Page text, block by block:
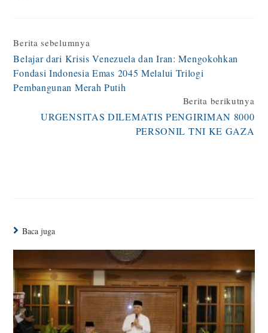
Continue
Reading
Berita sebelumnya
Belajar dari Krisis Venezuela dan Iran: Mengokohkan
Fondasi Indonesia Emas 2045 Melalui Trilogi
Pembangunan Merah Putih
Berita berikutnya
URGENSITAS DILEMATIS PENGIRIMAN 8000
PERSONIL TNI KE GAZA
Baca juga